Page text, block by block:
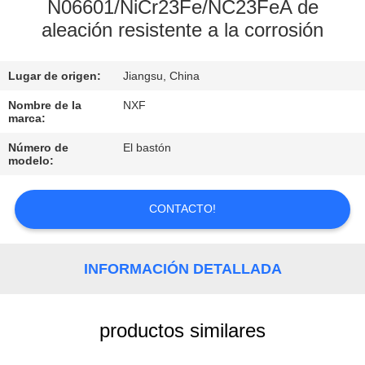
FÁBRICA
DE
CALIDAD
CONTACTA
CON
NOSOTROS
NOTICIAS
SOLICITAR
N06601/NiCr23Fe/NC23FeA de
aleación resistente a la corrosión
Lugar de origen: Jiangsu, China
Nombre de la
marca:
NXF
Número de
modelo:
El bastón
CONTACTO!
INFORMACIÓN DETALLADA
productos similares